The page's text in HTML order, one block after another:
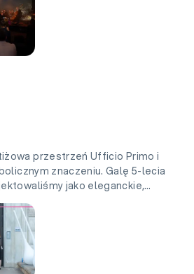
przestrzeń Ufficio Primo i
znaczeniu. Galę 5-lecia
jako eleganckie,…